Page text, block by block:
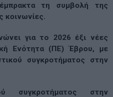
τη συμβολή της
κοινωνίες.
για το 2026 έξι νέες
Ενότητα (ΠΕ) Έβρου, με
συγκροτήματος στην
συγκροτήματος στην